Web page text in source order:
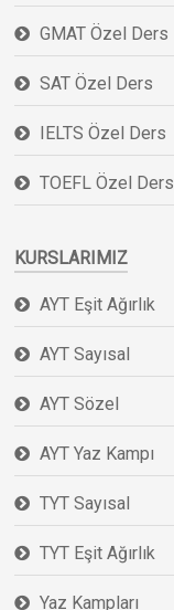
GMAT Özel Ders
SAT Özel Ders
IELTS Özel Ders
TOEFL Özel Ders
KURSLARIMIZ
AYT Eşit Ağırlık
AYT Sayısal
AYT Sözel
AYT Yaz Kampı
TYT Sayısal
TYT Eşit Ağırlık
Yaz Kampları